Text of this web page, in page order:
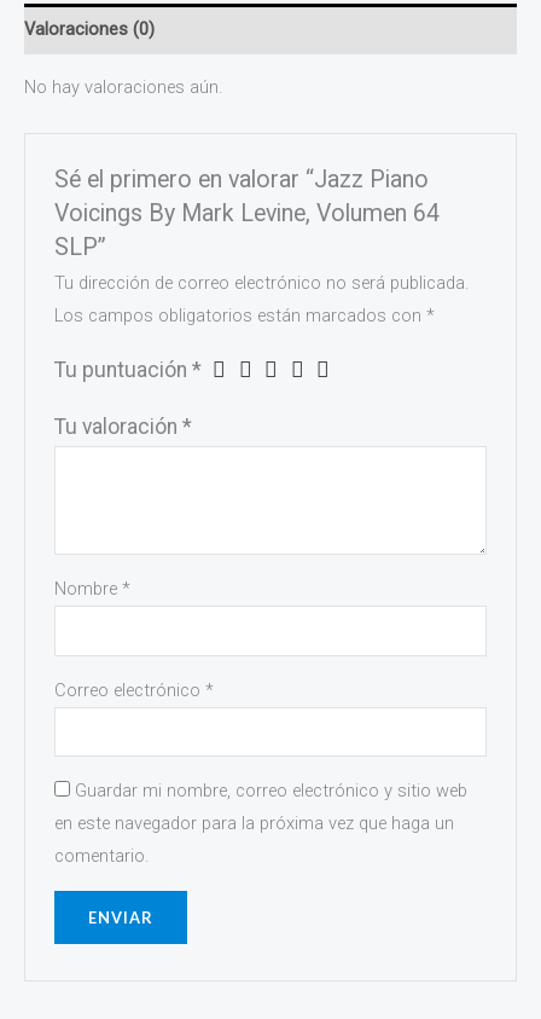
Valoraciones (0)
No hay valoraciones aún.
Sé el primero en valorar “Jazz Piano
Voicings By Mark Levine, Volumen 64
SLP”
Tu dirección de correo electrónico no será publicada.
Los campos obligatorios están marcados con*
Tu puntuación*
Tu valoración*
Nombre*
Correo electrónico*
Guardar mi nombre, correo electrónico y sitio web
en este navegador para la próxima vez que haga un
comentario.